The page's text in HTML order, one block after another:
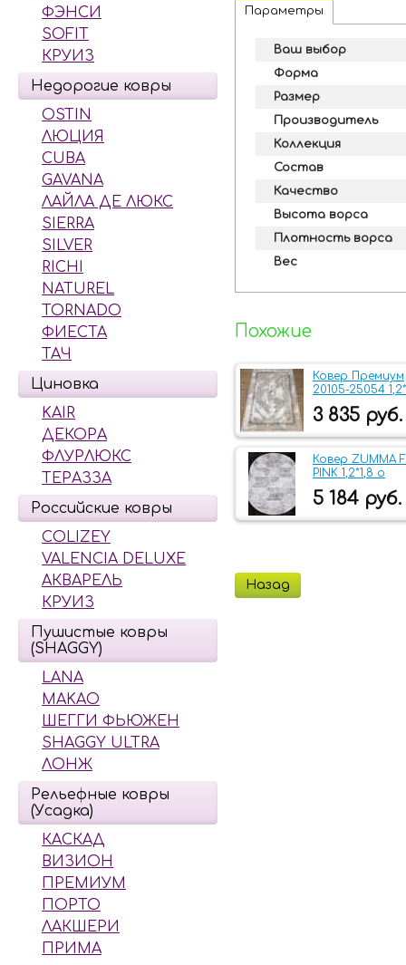
ФЭНСИ
SOFIT
КРУИЗ
Недорогие ковры
OSTIN
ЛЮЦИЯ
CUBA
GAVANA
ЛАЙЛА ДЕ ЛЮКС
SIERRA
SILVER
RICHI
NATUREL
TORNADO
ФИЕСТА
ТАЧ
Циновка
KAIR
ДЕКОРА
ФЛУРЛЮКС
ТЕРАЗЗА
Российские ковры
COLIZEY
VALENCIA DELUXE
АКВАРЕЛЬ
КРУИЗ
Пушистые ковры
(SHAGGY)
LANA
MAKAO
ШЕГГИ ФЬЮЖЕН
SHAGGY ULTRA
ЛОНЖ
Рельефные ковры
(Усадка)
КАСКАД
ВИЗИОН
ПРЕМИУМ
ПОРТО
ЛАКШЕРИ
ПРИМА
Параметры
Ваш выбор
Форма
Размер
Производитель
Коллекция
Состав
Качество
Высота ворса
Плотность ворса
Вес
Похожие
Ковер Премиум
20105-25054
3 835 руб.
Ковер ZUMMA
PINK 1,2*1,8 о
5 184 руб.
Назад